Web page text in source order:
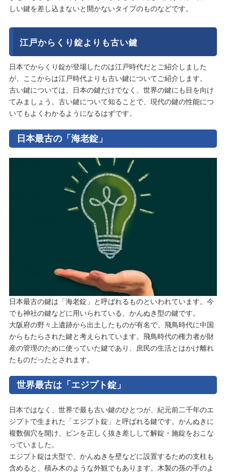
しい鍵を差し込まないと開かないタイプのものなどです。
江戸からくり錠よりも古い鍵
日本でからくり錠が登場したのは江戸時代だとご紹介しました
が、ここからは江戸時代よりも古い鍵についてご紹介します。
古い鍵については、日本の鍵だけでなく、世界の鍵にも目を向け
てみましょう。古い鍵について知ることで、現代の鍵の性能につ
いてもよくわかるようになるはずです。
日本最古の「海老錠」
日本最古の鍵は「海老錠」と呼ばれるものといわれています。今
でも神社の鍵などに用いられている、かんぬき型の鍵です。
大阪府の野々上遺跡から出土したものが有名で、飛鳥時代に中国
からもたらされた鍵と考えられています。飛鳥時代の権力者が財
産の管理のために使っていた鍵であり、庶民の生活とはかけ離れ
たものだったとされます。
世界最古は「エジプト錠」
日本ではなく、世界で最も古い鍵のひとつが、紀元前二千年のエ
ジプトで生まれた「エジプト錠」と呼ばれる鍵です。かんぬきに
複数個穴を開け、ピンを正しく抜き差しして解錠・施錠をおこな
っていました。
エジプト錠は大型で、かんぬきを壁などに設置するための支柱も
含めると、積み木のような外観でもあります。木製の孫の手のよ